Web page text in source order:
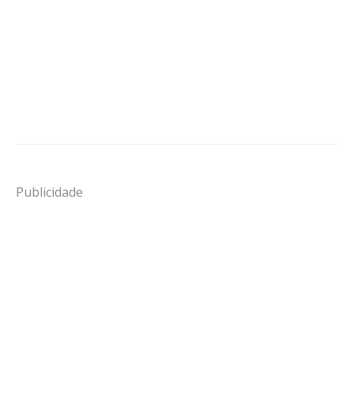
Publicidade